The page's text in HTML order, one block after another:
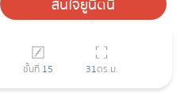
สนใจยูนิตนี้
ชั้นที่ 15 31ตร.ม.